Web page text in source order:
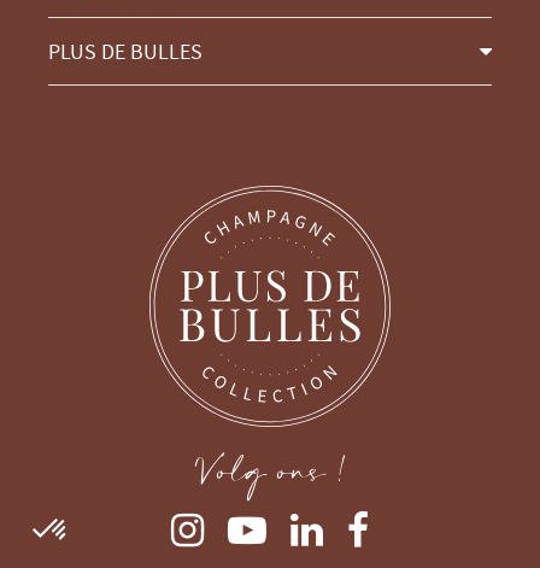
PLUS DE BULLES
Volg ons !